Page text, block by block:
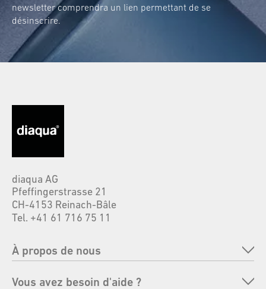
newsletter comprendra un lien permettant de se
désinscrire.
diaqua AG
Pfeffingerstrasse 21
CH-4153 Reinach-Bâle
Tel. +41 61 716 75 11
À propos de nous
Entreprise
Vous avez besoin d'aide ?